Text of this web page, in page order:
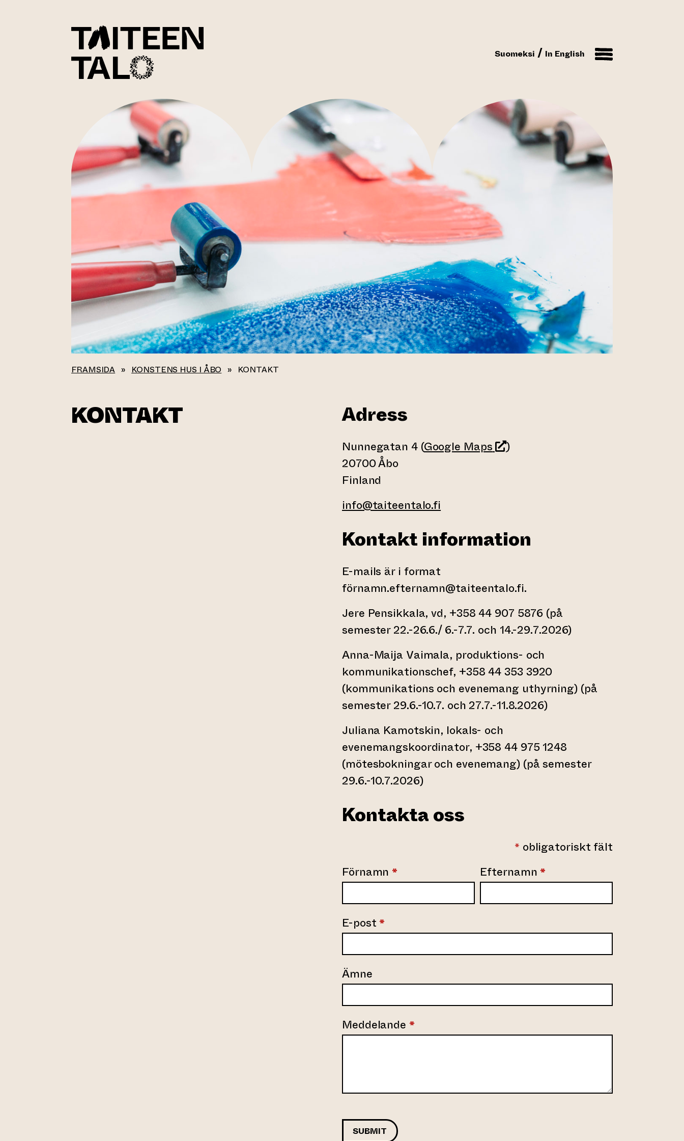
Suomeksi In English
FRAMSIDA » KONSTENS HUS I ÅBO » KONTAKT
KONTAKT Adress
Nunnegatan 4 (Google Maps(leder till annan webbtjänst)
)
20700 Åbo
Finland
info@taiteentalo.fi
Kontakt information
E-mails är i format
förnamn.efternamn@taiteentalo.fi.
Jere Pensikkala, vd, +358 44 907 5876 (på
semester 22.-26.6./ 6.-7.7. och 14.-29.7.2026)
Anna-Maija Vaimala, produktions- och
kommunikationschef, +358 44 353 3920
(kommunikations och evenemang uthyrning) (på
semester 29.6.-10.7. och 27.7.-11.8.2026)
Juliana Kamotskin, lokals- och
evenemangskoordinator, +358 44 975 1248
(mötesbokningar och evenemang) (på semester
29.6.-10.7.2026)
Kontakta oss
* obligatoriskt fält
Yhteydenotto
SV
Förnamn * Efternamn *
E-post *
Ämne
Meddelande *
SUBMIT